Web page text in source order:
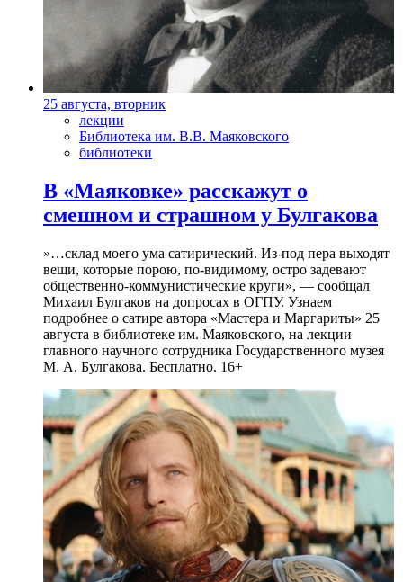
25 августа, вторник
лекции
Библиотека им. В.В. Маяковского
библиотеки
В «Маяковке» расскажут о
смешном и страшном у Булгакова
»…склад моего ума сатирический. Из-под пера выходят
вещи, которые порою, по-видимому, остро задевают
общественно-коммунистические круги», — сообщал
Михаил Булгаков на допросах в ОГПУ. Узнаем
подробнее о сатире автора «Мастера и Маргариты» 25
августа в библиотеке им. Маяковского, на лекции
главного научного сотрудника Государственного музея
М. А. Булгакова. Бесплатно. 16+